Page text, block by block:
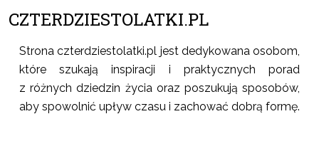
CZTERDZIESTOLATKI.PL
Strona czterdziestolatki.pl jest dedykowana osobom,
które szukają inspiracji i praktycznych porad
z różnych dziedzin życia oraz poszukują sposobów,
aby spowolnić upływ czasu i zachować dobrą formę.